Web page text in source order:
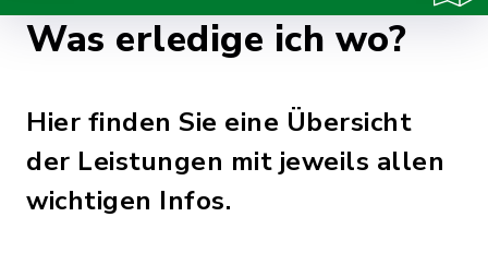
Was erledige ich wo?
Hier finden Sie eine Übersicht
der Leistungen mit jeweils allen
wichtigen Infos.